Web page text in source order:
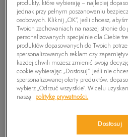
TIMBERLAND NAPLES
299,99zł
PRODUKT NIEDOSTĘPNY
produkty, które wybierają – najlepiej
jednak przy pełnym poszanowaniu
osobowych. Kliknij „OK”, jeśli chcesz,
Twoich zachowaniach na naszej stronie do
personalizowanych specjalnie dla Ciebie
produktów dopasowanych do Twoich
spersonalizowanych reklam czy
każdej chwili możesz zmienić swoją
cookie wybierając „Dostosuj”. Jeśli nie
spersonalizowanej oferty produktów,
wybierz „Odrzuć wszystkie”. W celu
naszą
politykę prywatności.
Dostosuj